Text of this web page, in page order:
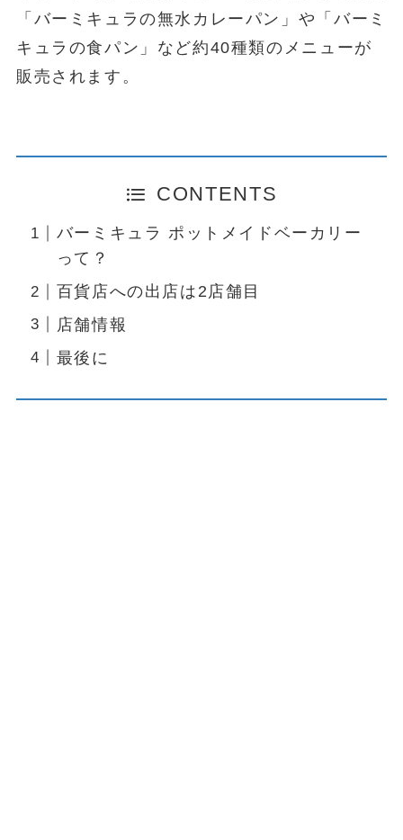
「バーミキュラの無水カレーパン」や「バーミ
キュラの食パン」など約40種類のメニューが
販売されます。
CONTENTS
バーミキュラ ポットメイドベーカリー
って？
百貨店への出店は2店舗目
店舗情報
最後に